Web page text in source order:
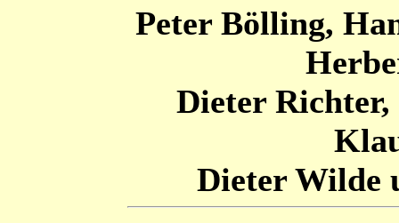
Peter Bölling,
Dieter
Dieter Wilde